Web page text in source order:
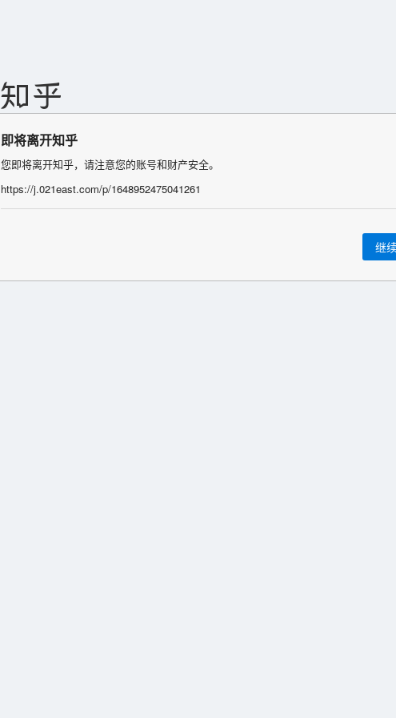
即将离开知乎
您即将离开知乎，请注意您的账号和财产安全。
https://j.021east.com/p/1648952475041261
继